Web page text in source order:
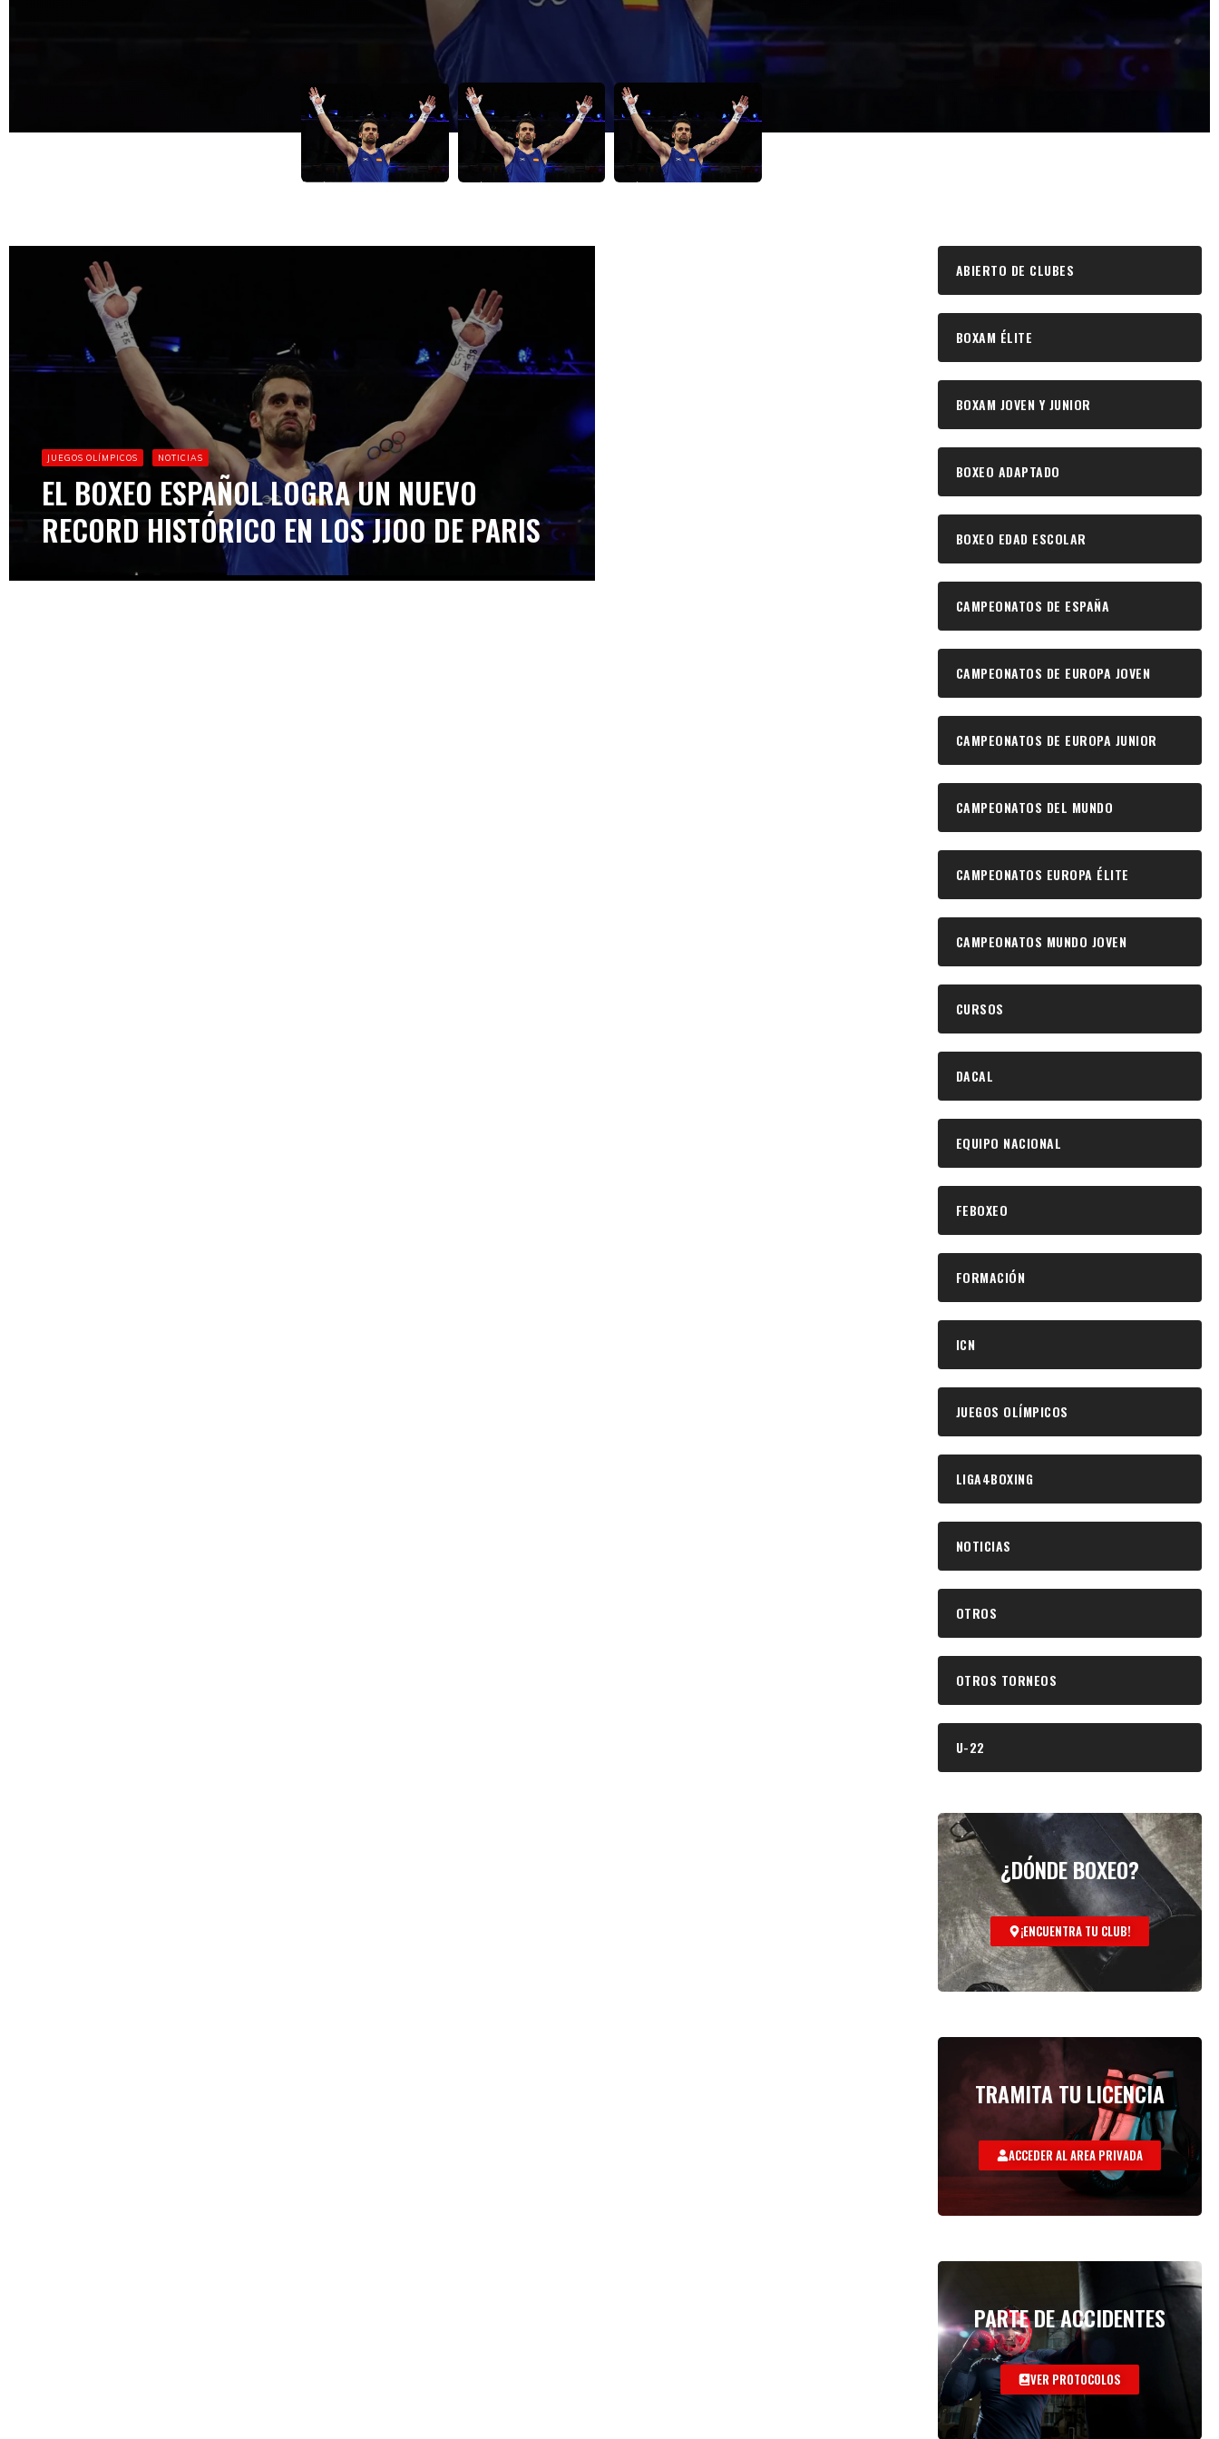
Olímpicos. Solo el tiempo permitirá tener la
JUEGOS OLÍMPICOS NOTICIAS
EL BOXEO ESPAÑOL LOGRA UN NUEVO
RECORD HISTÓRICO EN LOS JJOO DE PARIS
ABIERTO DE CLUBES
BOXAM ÉLITE
BOXAM JOVEN Y JUNIOR
BOXEO ADAPTADO
BOXEO EDAD ESCOLAR
CAMPEONATOS DE ESPAÑA
CAMPEONATOS DE EUROPA JOVEN
CAMPEONATOS DE EUROPA JUNIOR
CAMPEONATOS DEL MUNDO
CAMPEONATOS EUROPA ÉLITE
CAMPEONATOS MUNDO JOVEN
CURSOS
DACAL
EQUIPO NACIONAL
FEBOXEO
FORMACIÓN
ICN
JUEGOS OLÍMPICOS
LIGA4BOXING
NOTICIAS
OTROS
OTROS TORNEOS
U-22
¿DÓNDE BOXEO?
¡ENCUENTRA TU CLUB!
TRAMITA TU LICENCIA
ACCEDER AL AREA PRIVADA
PARTE DE ACCIDENTES
VER PROTOCOLOS